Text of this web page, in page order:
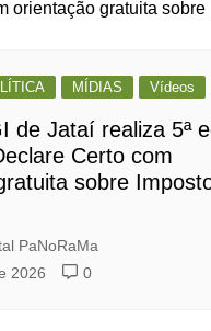
MÍDIAS Vídeos
de Jataí realiza 5ª
Certo com
sobre
PaNoRaMa
2026
0